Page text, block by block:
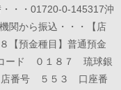
・・・01720-0-145317沖
関から振込・・・【店
【預金種目】普通預金
コード ０１８７ 琉球銀
店番号 ５５３ 口座番